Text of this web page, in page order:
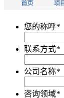
您的称呼*
联系方式*
公司名称*
咨询领域*